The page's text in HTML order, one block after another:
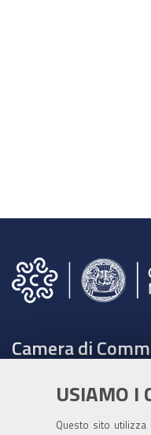
USIAMO I
Questo sito utilizza
Camera di
Tel. 059208111 -URP
Contabilità speciale